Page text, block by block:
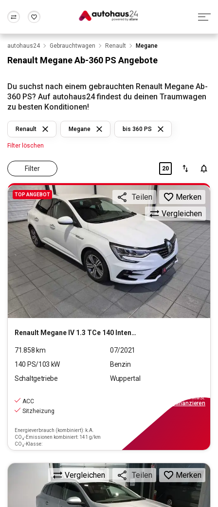
Wir bewerten dein Auto
Alle Fragen & Antworten
Rund um die Inzahlungnahme
Frankfurt Wuppertal
autohaus24 Gebrauchtwagen Renault Megane
Renault Megane Ab-360 PS Angebote
Du suchst nach einem gebrauchten Renault Megane Ab-
360 PS? Auf autohaus24 findest du deinen Traumwagen
zu besten Konditionen!
Filter
Renault Megane bis 360 PS
Filter löschen
20
TOP ANGEBOT
Renault Megane IV 1.3 TCe 140 Intens GPF (EURO 6d)
Vergleichen
Teilen Merken
71.858 km
07/2021
140 PS/103 kW
Benzin
Schaltgetriebe
Wuppertal
ACC
Sitzheizung
Energieverbrauch (kombiniert): k.A.
CO₂-Emissionen kombiniert: 141 g/km
CO₂-Klasse:
inkl.MwSt.
finanzieren
Vergleichen Teilen Merken